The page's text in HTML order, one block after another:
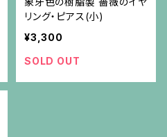
リング・ピアス(小)
¥3,300
SOLD OUT